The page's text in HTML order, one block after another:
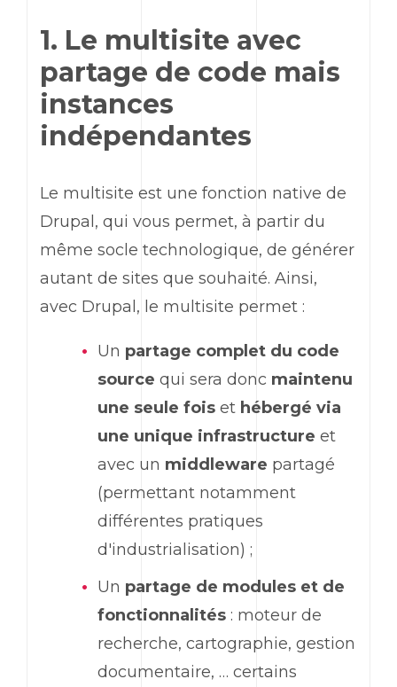
1. Le multisite avec
partage de code mais
instances
indépendantes
Le multisite est une fonction native de
Drupal, qui vous permet, à partir du
même socle technologique, de générer
autant de sites que souhaité. Ainsi,
avec Drupal, le multisite permet :
Un partage complet du code
source qui sera donc maintenu
une seule fois et hébergé via
une unique infrastructure et
avec un middleware partagé
(permettant notamment
différentes pratiques
d'industrialisation) ;
Un partage de modules et de
fonctionnalités : moteur de
recherche, cartographie, gestion
documentaire, … certains